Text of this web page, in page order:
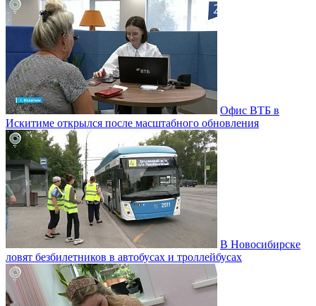
Офис ВТБ в
Искитиме открылся после масштабного обновления
В Новосибирске
ловят безбилетников в автобусах и троллейбусах